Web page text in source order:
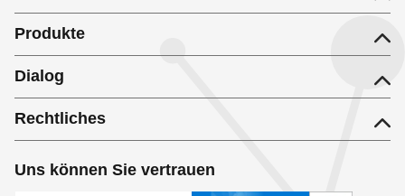
Produkte
Dialog
Rechtliches
Uns können Sie vertrauen